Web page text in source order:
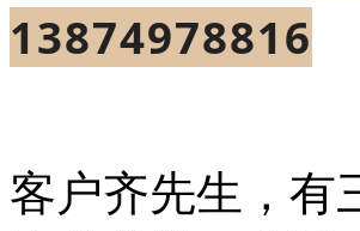
13874978816
客户齐先生，有